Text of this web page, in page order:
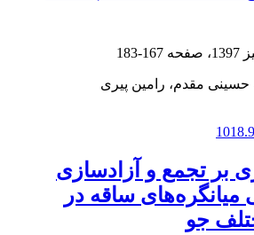
167-183
مقدم، رامین پیری
بر تجمع و آزادسازی
میانگره‌های ساقه در
جو